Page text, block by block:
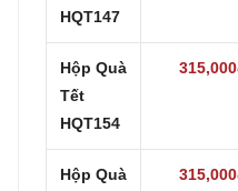
HQT147
Hộp Quà
Tết
HQT154
Hộp Quà